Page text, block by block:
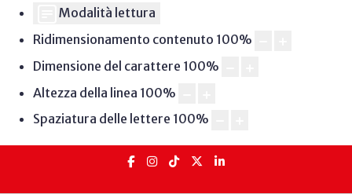
Modalità lettura
Ridimensionamento contenuto 100%
Dimensione del carattere 100%
Altezza della linea 100%
Spaziatura delle lettere 100%